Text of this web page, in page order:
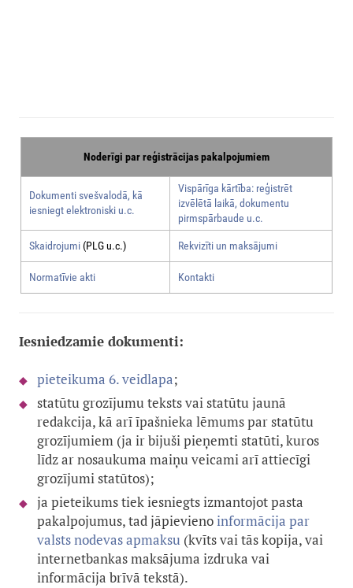
Noderīgi par reģistrācijas pakalpojumiem
Dokumenti svešvalodā, kā
iesniegt elektroniski u.c.
Vispārīga kārtība: reģistrēt
izvēlētā laikā, dokumentu
pirmspārbaude u.c.
Skaidrojumi(PLG u.c.) Rekvizīti un maksājumi
Normatīvie akti Kontakti
Iesniedzamie dokumenti:
pieteikuma 6. veidlapa;
statūtu grozījumu teksts vai statūtu jaunā
redakcija, kā arī īpašnieka lēmums par statūtu
grozījumiem (ja ir bijuši pieņemti statūti, kuros
līdz ar nosaukuma maiņu veicami arī attiecīgi
grozījumi statūtos);
ja pieteikums tiek iesniegts izmantojot pasta
pakalpojumus, tad jāpievienoinformācija par
valsts nodevas apmaksu (kvīts vai tās kopija, vai
internetbankas maksājuma izdruka vai
informācija brīvā tekstā).